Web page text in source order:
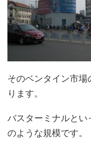
そのベンタイン市
ります。
バスターミナルと
のような規模です。